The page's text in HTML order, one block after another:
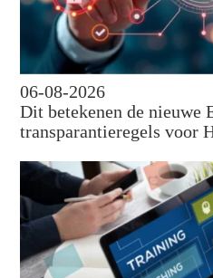
06-08-2026
Dit betekenen de nieuwe
transparantieregels voor